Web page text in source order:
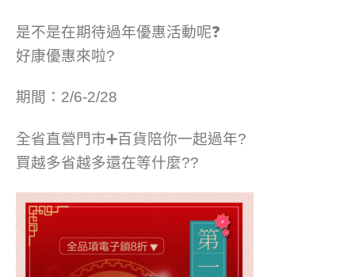
是不是在期待過年優惠活動呢❓
好康優惠來啦?
期間：2/6-2/28
全省直營門市➕百貨陪你一起過年?
買越多省越多還在等什麼??